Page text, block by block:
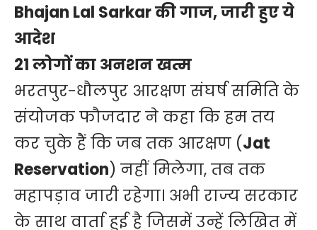
Bhajan Lal Sarkar की गाज, जारी हुए ये
आदेश
21 लोगों का अनशन खत्म
भरतपुर-धौलपुर आरक्षण संघर्ष समिति के
संयोजक फौजदार ने कहा कि हम तय
कर चुके हैं कि जब तक आरक्षण (Jat
Reservation) नहीं मिलेगा, तब तक
महापड़ाव जारी रहेगा। अभी राज्य सरकार
के साथ वार्ता हुई है जिसमें उन्हें लिखित में